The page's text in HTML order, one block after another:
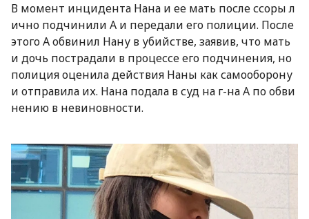
В момент инцидента Нана и ее мать после ссоры л
ично подчинили А и передали его полиции. После
этого А обвинил Нану в убийстве, заявив, что мать
и дочь пострадали в процессе его подчинения, но
полиция оценила действия Наны как самооборону
и отправила их. Нана подала в суд на г-на А по обви
нению в невиновности.